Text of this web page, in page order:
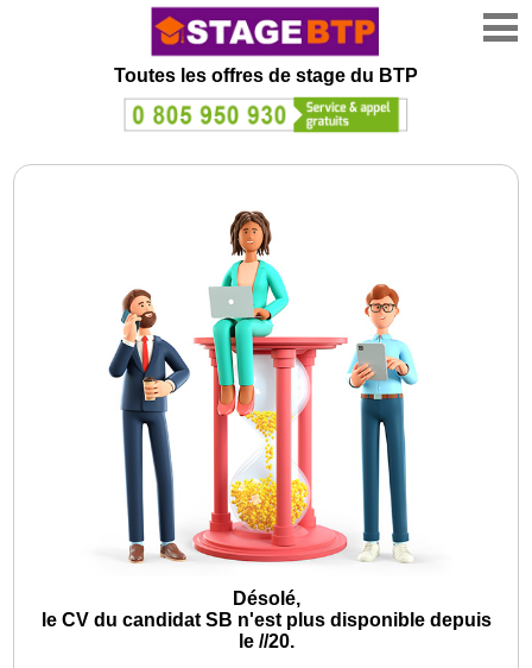
Toutes les offres de stage du BTP
Désolé,
le CV du candidat SB n'est plus disponible depuis
le //20.